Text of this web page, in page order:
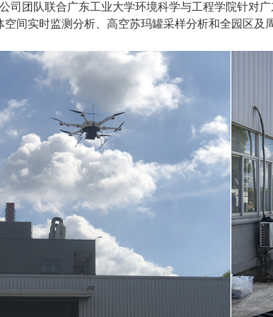
司团队联合广东工业大学环境科学与工程学院针对
间实时监测分析、高空苏玛罐采样分析和全园区及